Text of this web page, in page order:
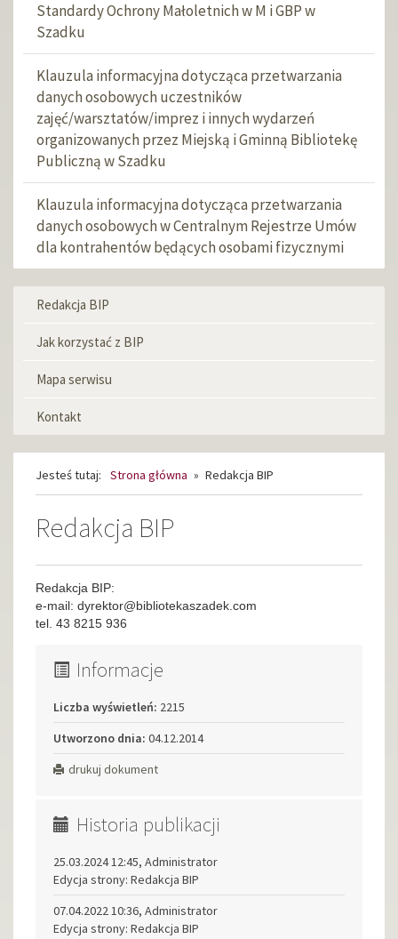
Standardy Ochrony Małoletnich w M i GBP w
Szadku
Klauzula informacyjna dotycząca przetwarzania
danych osobowych uczestników
zajęć/warsztatów/imprez i innych wydarzeń
organizowanych przez Miejską i Gminną Bibliotekę
Publiczną w Szadku
Klauzula informacyjna dotycząca przetwarzania
danych osobowych w Centralnym Rejestrze Umów
dla kontrahentów będących osobami fizycznymi
Menu
Redakcja BIP
Jak korzystać z BIP
Mapa serwisu
Kontakt
Jesteś tutaj: Strona główna » Redakcja BIP
Redakcja BIP
Redakcja BIP:
e-mail: dyrektor@bibliotekaszadek.com
tel. 43 8215 936
Informacje
Liczba wyświetleń: 2215
Utworzono dnia: 04.12.2014
drukuj dokument
Historia publikacji
25.03.2024 12:45, Administrator
Edycja strony: Redakcja BIP
07.04.2022 10:36, Administrator
Edycja strony: Redakcja BIP